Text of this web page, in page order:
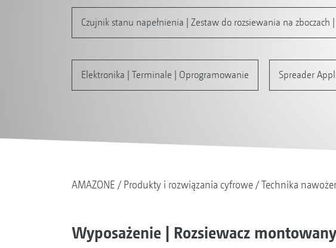
Czujnik stanu napełnienia | Zestaw do rozsiewania na zboczach
Elektronika | Terminale | Oprogramowanie Spreader
AMAZONE Produkty i rozwiązania cyfrowe Technika
Wyposażenie | Rozsiewacz